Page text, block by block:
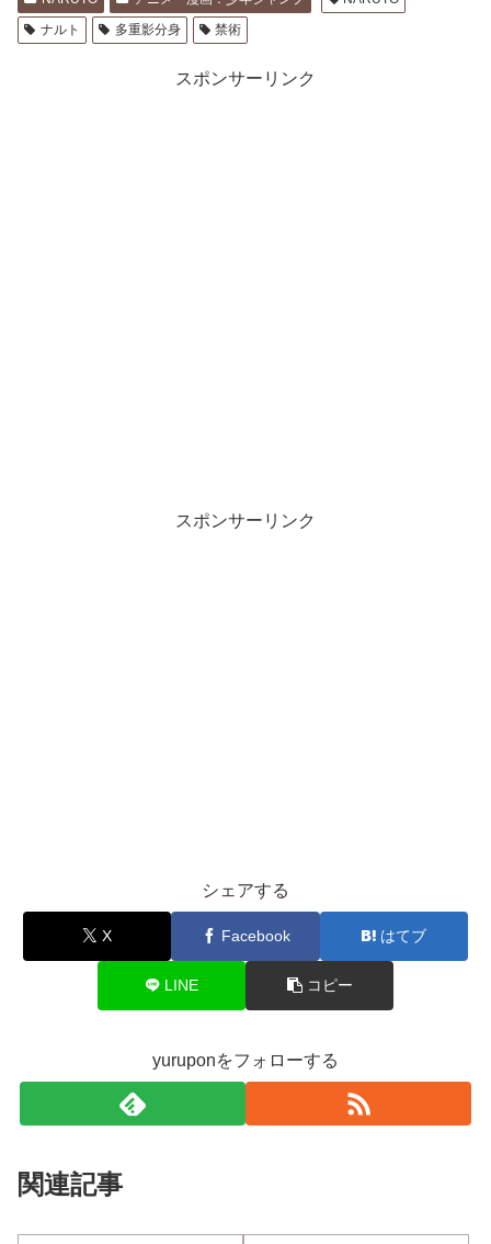
ナルト
多重影分身 禁術
スポンサーリンク
スポンサーリンク
シェアする
X Facebook はてブ
LINE コピー
yuruponをフォローする
関連記事